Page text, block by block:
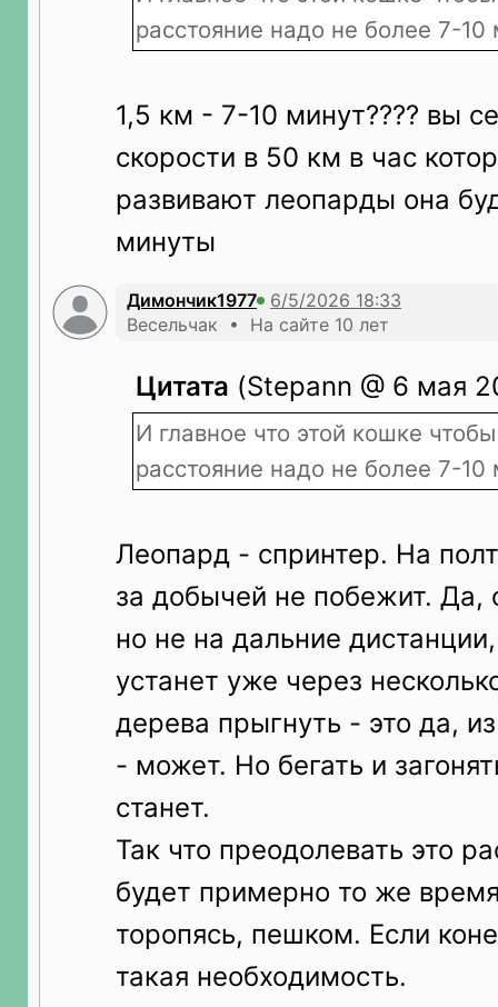
расстояние надо не более 7-10
1,5 км - 7-10 минут???? вы
скорости в 50 км в час
развивают леопарды она
минуты
Димончик1977
Весельчак • На сайте 10 лет
Цитата (Stepann @ 6 мая
И главное что этой кошке
расстояние надо не более 7-10
Леопард - спринтер. На
за добычей не побежит. Да,
но не на дальние
устанет уже через
дерева прыгнуть - это да,
- может. Но бегать и
станет.
Так что преодолевать это
будет примерно то же
торопясь, пешком. Если
такая необходимость.